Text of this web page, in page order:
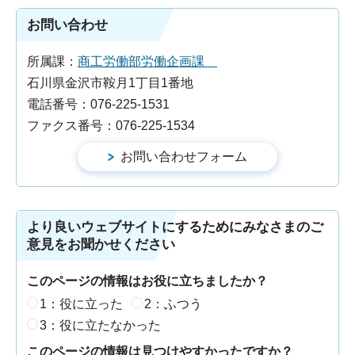
お問い合わせ
所属課： 商工労働部労働企画課
石川県金沢市鞍月1丁目1番地
電話番号：076-225-1531
ファクス番号：076-225-1534
より良いウェブサイトにするためにみなさまのご
意見をお聞かせください
このページの情報はお役に立ちましたか？
1：役に立った
2：ふつう
3：役に立たなかった
このページの情報は見つけやすかったですか？